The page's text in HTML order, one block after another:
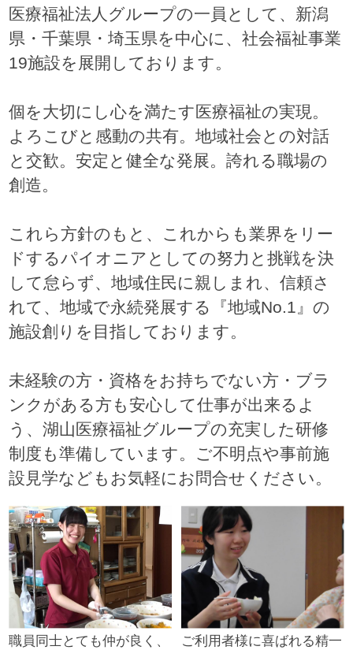
医療福祉法人グループの一員として、新潟
県・千葉県・埼玉県を中心に、社会福祉事業
19施設を展開しております。
個を大切にし心を満たす医療福祉の実現。
よろこびと感動の共有。地域社会との対話
と交歓。安定と健全な発展。誇れる職場の
創造。
これら方針のもと、これからも業界をリー
ドするパイオニアとしての努力と挑戦を決
して怠らず、地域住民に親しまれ、信頼さ
れて、地域で永続発展する『地域No.1』の
施設創りを目指しております。
未経験の方・資格をお持ちでない方・ブラ
ンクがある方も安心して仕事が出来るよ
う、湖山医療福祉グループの充実した研修
制度も準備しています。ご不明点や事前施
設見学などもお気軽にお問合せください。
職員同士とても仲が良く、
ご利用者様に喜ばれる精一